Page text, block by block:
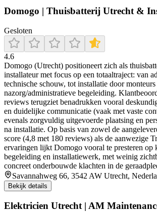
Domogo | Thuisbatterij Utrecht &
Gesloten
4.6
Domogo (Utrecht) positioneert zich als
installateur met focus op een totaaltraject: van
technische schouw, tot installatie door monteurs
nazorg/administratieve begeleiding.
reviews terugziet benadrukken vooral
en duidelijke communicatie (vaak met vaste
evenals zorgvuldig uitgevoerde plaatsing en
na installatie. Op basis van zowel de
score (4,8 met 180 reviews) als de aanwezige
ervaringen lijkt Domogo vooral te presteren op
begeleiding en installatiewerk, met weinig
concreet onderbouwde klachten in de
Savannahweg 66, 3542 AW Utrecht,
Bekijk details
Elektricien Utrecht | AM